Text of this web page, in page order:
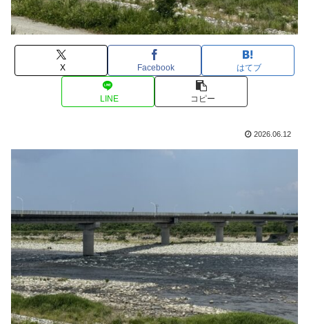
X Facebook はてブ
LINE コピー
2026.06.12